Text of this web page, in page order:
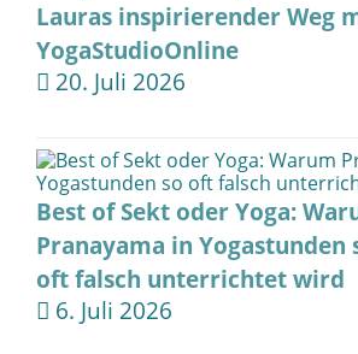
Lauras inspirierender Weg
YogaStudioOnline
20. Juli 2026
Best of Sekt oder Yoga:
Pranayama in Yogastunden
oft falsch unterrichtet wird
6. Juli 2026